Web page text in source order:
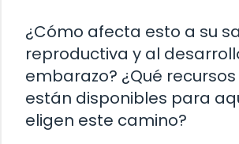
¿Cómo afecta esto a su
reproductiva y al
embarazo? ¿Qué
están disponibles para
eligen este camino?